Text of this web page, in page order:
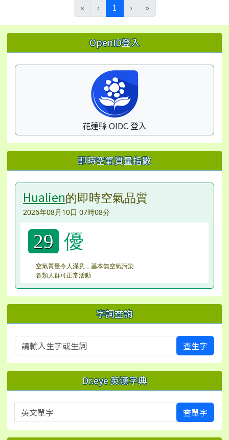
« ‹ 1 (目前頁次)
› »
左邊區域內容 OpenID登入
花蓮縣 OIDC 登入
即時空氣質量指數
Hualien的即時空氣品質
2026年08月10日 07時08分
29 優
空氣質量令人滿意，基本無空氣污染
各類人群可正常活動
字詞查詢
查生字
Dr.eye 英漢字典
英文單字 查單字